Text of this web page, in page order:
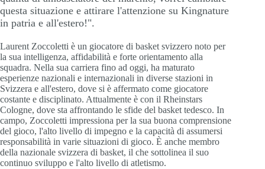
questa situazione e attirare l'attenzione su Kingnature
in patria e all'estero!".
Laurent Zoccoletti è un giocatore di basket svizzero noto per
la sua intelligenza, affidabilità e forte orientamento alla
squadra. Nella sua carriera fino ad oggi, ha maturato
esperienze nazionali e internazionali in diverse stazioni in
Svizzera e all'estero, dove si è affermato come giocatore
costante e disciplinato. Attualmente è con il Rheinstars
Cologne, dove sta affrontando le sfide del basket tedesco. In
campo, Zoccoletti impressiona per la sua buona comprensione
del gioco, l'alto livello di impegno e la capacità di assumersi
responsabilità in varie situazioni di gioco. È anche membro
della nazionale svizzera di basket, il che sottolinea il suo
continuo sviluppo e l'alto livello di atletismo.